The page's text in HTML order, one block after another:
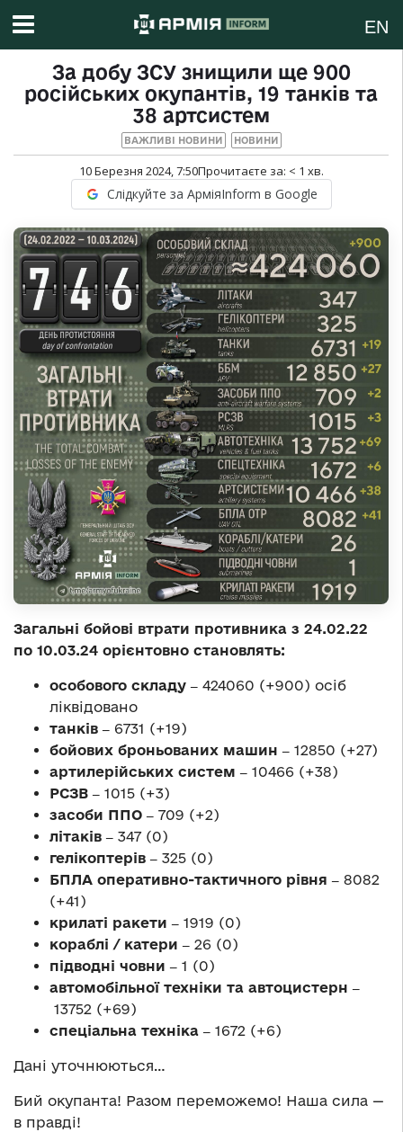
EN
​За добу ЗСУ знищили ще 900
російських окупантів, 19 танків та
38 артсистем
ВАЖЛИВІ НОВИНИ НОВИНИ
10 Березня 2024, 7:50Прочитаєте за: < 1 хв.
Слідкуйте за АрміяInform в Google
Загальні бойові втрати противника з 24.02.22
по 10.03.24 орієнтовно становлять:
особового складу ‒ 424060 (+900) осіб
ліквідовано
танків ‒ 6731 (+19)
бойових броньованих машин ‒ 12850 (+27)
артилерійських систем ‒ 10466 (+38)
РСЗВ ‒ 1015 (+3)
засоби ППО ‒ 709 (+2)
літаків ‒ 347 (0)
гелікоптерів ‒ 325 (0)
БПЛА оперативно-тактичного рівня ‒ 8082
(+41)
крилаті ракети ‒ 1919 (0)
кораблі / катери ‒ 26 (0)
підводні човни ‒ 1 (0)
автомобільної техніки та автоцистерн ‒
13752 (+69)
спеціальна техніка ‒ 1672 (+6)
Дані уточнюються…
Бий окупанта! Разом переможемо! Наша сила —
в правді!